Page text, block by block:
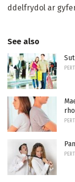
ddelfrydol ar
See also